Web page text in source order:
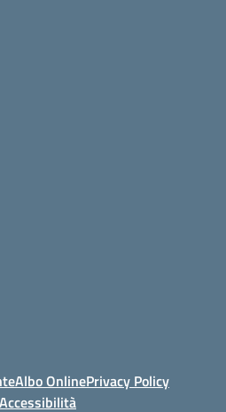
Albo OnlinePrivacy Policy